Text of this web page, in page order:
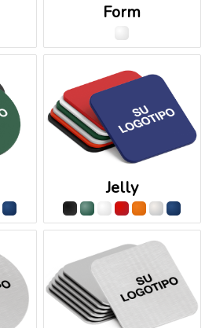
Form
Jelly